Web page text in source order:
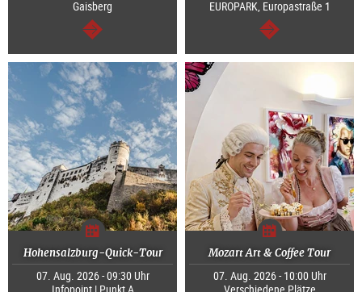
Gaisberg
weiter
EUROPARK, Europastraße 1
weiter
Hohensalzburg-Quick-Tour
07. Aug. 2026 - 09:30 Uhr
Mozart Art & Coffee Tour
07. Aug. 2026 - 10:00 Uhr